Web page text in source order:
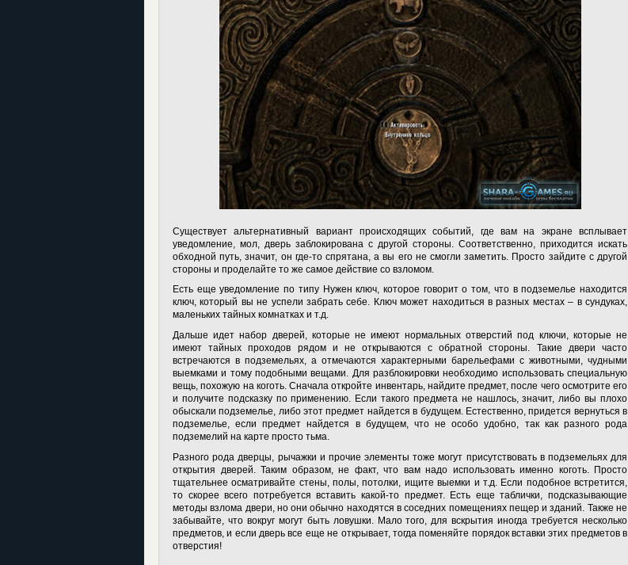
Существует альтернативный вариант происходящих событий, где вам на экране всплывает
уведомление, мол, дверь заблокирована с другой стороны. Соответственно, приходится искать
обходной путь, значит, он где-то спрятана, а вы его не смогли заметить. Просто зайдите с другой
стороны и проделайте то же самое действие со взломом.
Есть еще уведомление по типу Нужен ключ, которое говорит о том, что в подземелье находится
ключ, который вы не успели забрать себе. Ключ может находиться в разных местах – в сундуках,
маленьких тайных комнатках и т.д.
Дальше идет набор дверей, которые не имеют нормальных отверстий под ключи, которые не
имеют тайных проходов рядом и не открываются с обратной стороны. Такие двери часто
встречаются в подземельях, а отмечаются характерными барельефами с животными, чудными
выемками и тому подобными вещами. Для разблокировки необходимо использовать специальную
вещь, похожую на коготь. Сначала откройте инвентарь, найдите предмет, после чего осмотрите его
и получите подсказку по применению. Если такого предмета не нашлось, значит, либо вы плохо
обыскали подземелье, либо этот предмет найдется в будущем. Естественно, придется вернуться в
подземелье, если предмет найдется в будущем, что не особо удобно, так как разного рода
подземелий на карте просто тьма.
Разного рода дверцы, рычажки и прочие элементы тоже могут присутствовать в подземельях для
открытия дверей. Таким образом, не факт, что вам надо использовать именно коготь. Просто
тщательнее осматривайте стены, полы, потолки, ищите выемки и т.д. Если подобное встретится,
то скорее всего потребуется вставить какой-то предмет. Есть еще таблички, подсказывающие
методы взлома двери, но они обычно находятся в соседних помещениях пещер и зданий. Также не
забывайте, что вокруг могут быть ловушки. Мало того, для вскрытия иногда требуется несколько
предметов, и если дверь все еще не открывает, тогда поменяйте порядок вставки этих предметов в
отверстия!